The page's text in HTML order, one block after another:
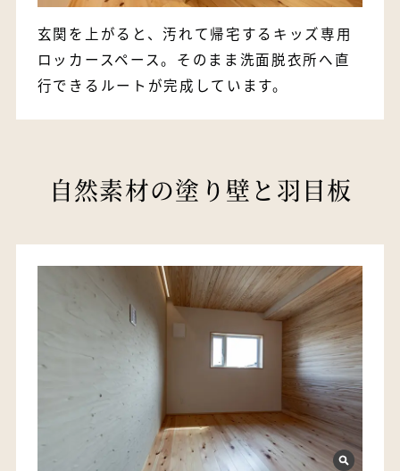
玄関を上がると、汚れて帰宅するキッズ専用
ロッカースペース。そのまま洗面脱衣所へ直
行できるルートが完成しています。
自然素材の塗り壁と羽目板